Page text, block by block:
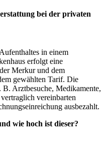
bei der privaten
in einem
erfolgt eine
Merkur und dem
gewählten Tarif. Die
Arztbesuche, Medikamente,
vereinbarten
ausbezahlt.
wie hoch ist dieser?